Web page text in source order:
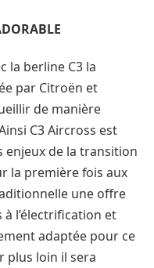
la berline C3 la
par Citroën et
de manière
C3 Aircross est
enjeux de la transition
la première fois aux
une offre
à l’électrification et
adaptée pour ce
plus loin il sera